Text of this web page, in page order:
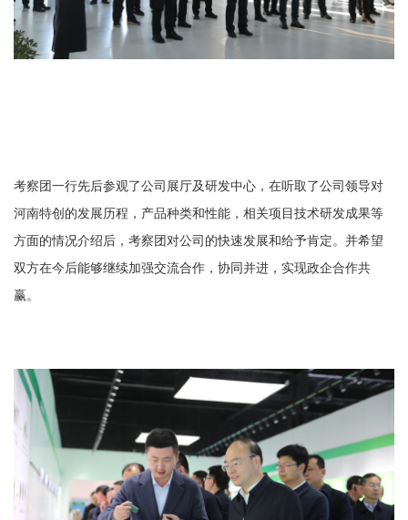
考察团一行先后参观了公司展厅及研发中心， 在听取了公司领导对
河南特创的发展历程，产品种类和性能，相关项目技术研发成果等
方面的情况介绍后，考察团对公司的快速发展和给予肯定。并希望
双方在今后能够继续加强交流合作，协同并进，实现政企合作共
赢。